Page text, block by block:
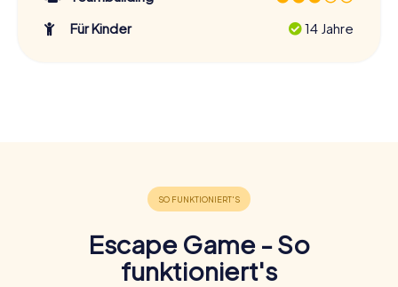
Für Kinder
14 Jahre
Escape Game - So
funktioniert's